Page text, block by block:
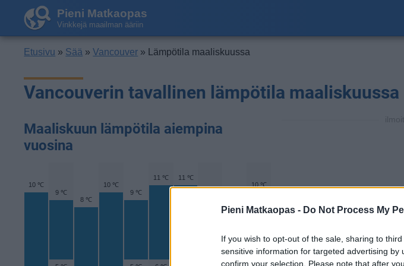
Pieni Matkaopas - Do Not Process My
If you wish to opt-out of the sale, sharing to
sensitive information for targeted advertising
confirm your selection. Please note that after
Pieni Matkaopas
Vinkkejä maailman ääriin
Etusivu » Sää »Vancouver » Lämpötila maaliskuussa
Vancouverin tavallinen lämpötila maaliskuussa
Maaliskuun lämpötila aiempina
vuosina
10 ℃
9 ℃
8 ℃
10 ℃
9 ℃
11 ℃ 11 ℃
10 ℃